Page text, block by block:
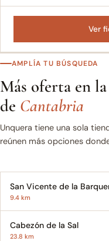
Ver
AMPLÍA TU BÚSQUEDA
Más oferta en
de Cantabria
Unquera tiene una sola
reúnen más opciones
San Vicente de la
9.4 km
Cabezón de la Sal
23.8 km